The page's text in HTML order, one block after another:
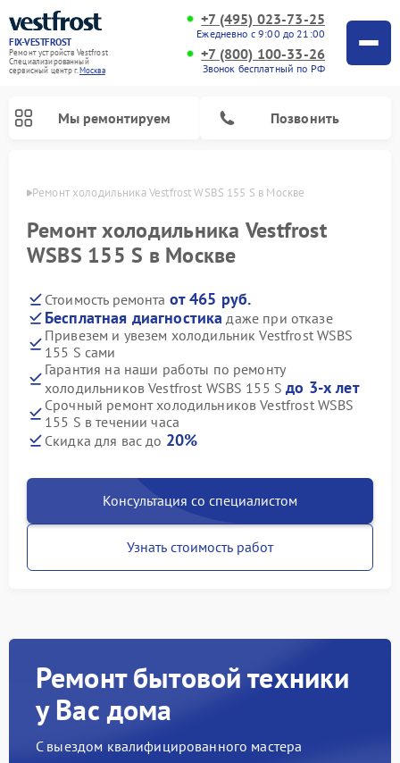
FIX-VESTFROST
Ремонт устройств Vestfrost
Специализированный
cервисный центр г.Москва
+7 (495) 023-73-25
Ежедневно с 9:00 до 21:00
+7 (800) 100-33-26
Звонок бесплатный по РФ
Мы ремонтируем Позвонить
Ремонт холодильника Vestfrost WSBS 155 S в Москве
Ремонт холодильника Vestfrost
WSBS 155 S в Москве
Стоимость ремонта от 465 руб.
Бесплатная диагностика даже при отказе
Привезем и увезем холодильник Vestfrost WSBS
155 S сами
Гарантия на наши работы по ремонту
холодильников Vestfrost WSBS 155 Sдо 3-х лет
Срочный ремонт холодильников Vestfrost WSBS
155 S в течении часа
Скидка для вас до 20%
Консультация со специалистом
Узнать стоимость работ
Ремонт бытовой техники
у Вас дома
С выездом квалифицированного мастера